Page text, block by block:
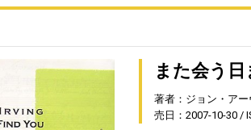
また会う日
著者：ジョン・ア
売日：2007-10-30